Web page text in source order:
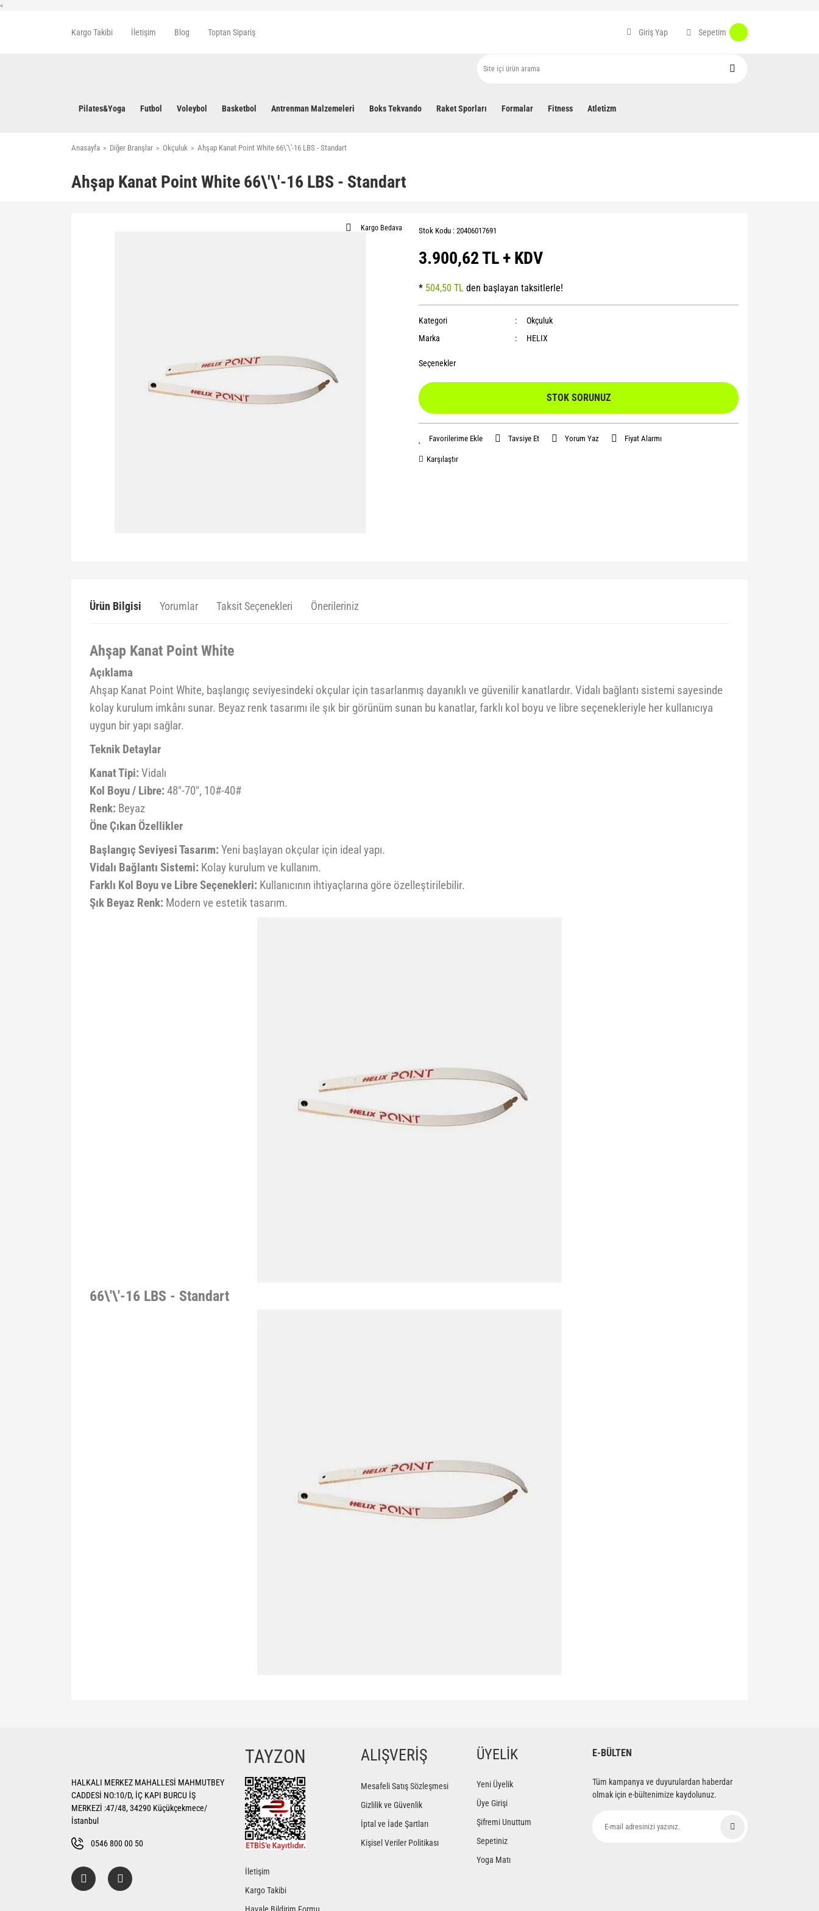
<
Kargo Takibi İletişim Blog Toptan Sipariş Giriş Yap Sepetim
Pilates&Yoga Futbol Voleybol Basketbol Antrenman Malzemeleri Boks Tekvando Raket Sporları Formalar Fitness Atletizm
Anasayfa Diğer Branşlar Okçuluk Ahşap Kanat Point White 66\'\'-16 LBS - Standart
Ahşap Kanat Point White 66\'\'-16 LBS - Standart
Kargo Bedava Stok Kodu : 20406017691
3.900,62 TL + KDV
* 504,50 TL den başlayan taksitlerle!
Kategori
Okçuluk
Marka
HELIX
Seçenekler
STOK SORUNUZ
Tavsiye Et Yorum Yaz Fiyat Alarmı
Karşılaştır
Ürün Bilgisi Yorumlar Taksit Seçenekleri Önerileriniz
Ahşap Kanat Point White
Açıklama
Ahşap Kanat Point White, başlangıç seviyesindeki okçular için tasarlanmış dayanıklı ve güvenilir kanatlardır. Vidalı bağlantı sistemi sayesinde
kolay kurulum imkânı sunar. Beyaz renk tasarımı ile şık bir görünüm sunan bu kanatlar, farklı kol boyu ve libre seçenekleriyle her kullanıcıya
uygun bir yapı sağlar.
Teknik Detaylar
Kanat Tipi: Vidalı
Kol Boyu / Libre: 48"-70", 10#-40#
Renk: Beyaz
Öne Çıkan Özellikler
Başlangıç Seviyesi Tasarım: Yeni başlayan okçular için ideal yapı.
Vidalı Bağlantı Sistemi: Kolay kurulum ve kullanım.
Farklı Kol Boyu ve Libre Seçenekleri: Kullanıcının ihtiyaçlarına göre özelleştirilebilir.
Şık Beyaz Renk: Modern ve estetik tasarım.
66\'\'-16 LBS - Standart
Yorum Yaz
Ürün resmi kalitesiz, bozuk veya görüntülenemiyor.
Ürün bilgilerinde hatalar bulunuyor.
Ürün fiyatı diğer sitelerden daha pahalı.
HALKALI MERKEZ MAHALLESİ MAHMUTBEY
CADDESİ NO:10/D, İÇ KAPI BURCU İŞ
MERKEZİ :47/48, 34290 Küçükçekmece/
İstanbul
0546 800 00 50
TAYZON
İletişim
Kargo Takibi
ALIŞVERİŞ
Mesafeli Satış Sözleşmesi
Gizlilik ve Güvenlik
İptal ve İade Şartları
Kişisel Veriler Politikası
ÜYELİK
Yeni Üyelik
Üye Girişi
Şifremi Unuttum
Sepetiniz
Yoga Matı
E-BÜLTEN
Tüm kampanya ve duyurulardan haberdar
olmak için e-bültenimize kaydolunuz.